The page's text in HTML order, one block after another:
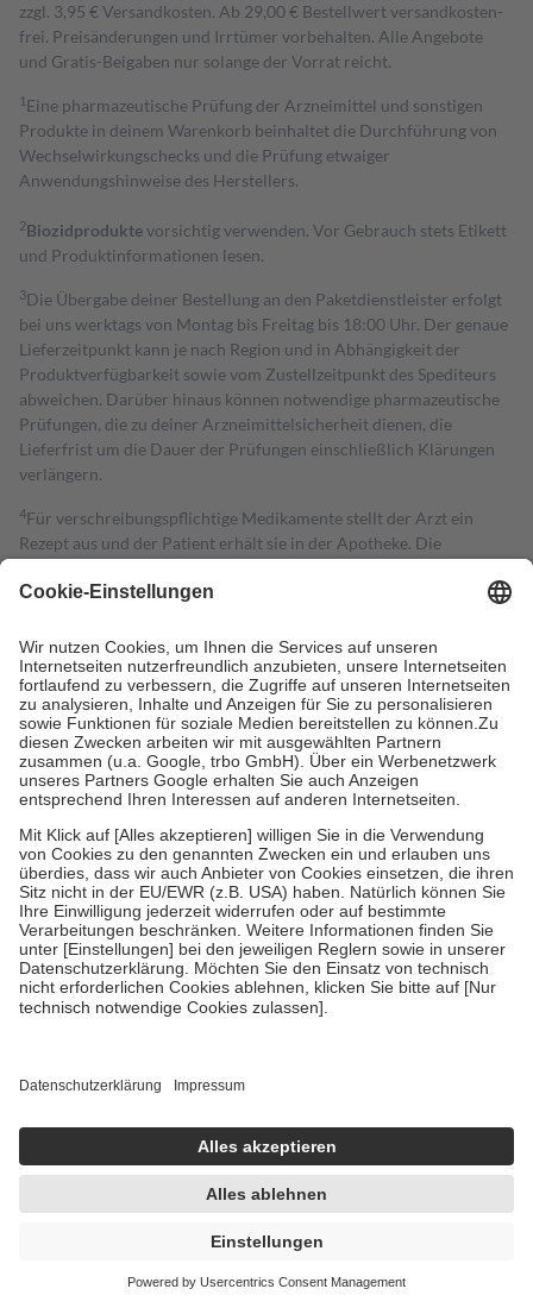
zzgl. 3,95 € Versandkosten. Ab 29,00 € Bestell­wert versand­kosten­
frei. Preisänderungen und Irrtümer vorbehalten. Alle Angebote
und Gratis-Beigaben nur solange der Vorrat reicht.
1 Eine pharmazeutische Prüfung der Arzneimittel und sonstigen
Produkte in deinem Warenkorb beinhaltet die Durchführung von
Wechselwirkungschecks und die Prüfung etwaiger
Anwendungshinweise des Herstellers.
2Biozidproduktevorsichtig verwenden. Vor Gebrauch stets Etikett
und Produktinformationen lesen.
3Die Übergabe deiner Bestellung an den Paketdienstleister erfolgt
bei uns werktags von Montag bis Freitag bis 18:00 Uhr. Der genaue
Lieferzeitpunkt kann je nach Region und in Abhängigkeit der
Produktverfügbarkeit sowie vom Zustellzeitpunkt des Spediteurs
abweichen. Darüber hinaus können notwendige pharmazeutische
Prüfungen, die zu deiner Arzneimittelsicherheit dienen, die
Lieferfrist um die Dauer der Prüfungen einschließlich Klärungen
verlängern.
4Für verschreibungspflichtige Medikamente stellt der Arzt ein
Rezept aus und der Patient erhält sie in der Apotheke. Die
Kosten dafür, der Versicherte trägt einen Teil davon als Zuzahlung
Grundsätzlich leisten Mitglieder Zuzahlungen in Höhe von zehn
Prozent des Abgabepreises,mindestensjedochfünf Euround
höchstens zehn Euro.Es sind jedoch nie mehr als die tatsächlichen
Kosten der Leistung zu entrichten.
Diese Regeln gelten grundsätzlich auch für Online-Apotheken.
Bei Heilmitteln und häuslicher Krankenpflege beträgt die
Zuzahlung zehn Prozent der Kosten sowie zehn Euro je
Um das Engagement der Versicherten für ihre eigene Gesundheit zu
stärken und die besondere Stellung der Familie zu unterstützen,
fallenkeine Zuzahlungen an bei:
• Kindern und Jugendlichen bis zum vollendeten 18. Lebensjahr
mit Ausnahme der Fahrkosten
• Untersuchungen zur Vorsorge und Früherkennung, die von der
GKV getragen werden
• empfohlenen Schutzimpfungen
Wir nutzen Trusted Shops als unabhängigen Dienstleister für die
getroffen, um sicherzustellen, dass es sich um echte Bewertungen
handelt. Mehr Informationen findest du hier:
https://help.etrusted.com/hc/de/articles/4419944605341